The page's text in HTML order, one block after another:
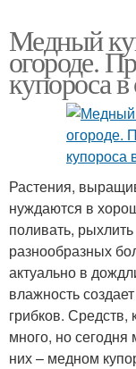
Применение на
Медный
огороде.
купороса в
Растения,
нуждаются в
поливать,
разнообразных
актуально в
влажность
грибков. Средств,
много, но
них – медном